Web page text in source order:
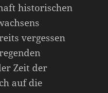
historischen
vergessen
Zeit der
auf die